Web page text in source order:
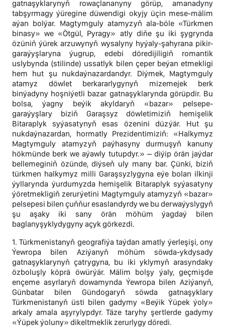
gatnaşyklarynyň rowaçlananyny görüp, amanadyny
tabşyrmagy ýüregine düwendigi okyjy üçin mese-mälim
aýan bolýar. Magtymguly atamyzyň ala-böle «Türkmen
binasy» we «Ötgül, Pyragy» atly diňe şu iki şygrynda
özüniň ýürek arzuwynyň wysalyny hyýaly-şahyrana pikir-
garaýyşlaryna ýugrup, edebi döredijiligiň romantik
uslybynda (stilinde) ussatlyk bilen çeper beýan etmekligi
hem hut şu nukdaýnazardandyr. Diýmek, Magtymguly
atamyz döwlet berkararlygynyň mizemejek berk
binýadyny hoşniýetli bazar gatnaşyklarynda görüpdir. Bu
bolsa, ýagny beýik akyldaryň «bazar» pelsepe-
garaýyşlary biziň Garaşsyz döwletimiziň hemişelik
Bitaraplyk syýasatynyň esas özenini düzýär. Hut şu
nukdaýnazardan, hormatly Prezidentimiziň: «Halkymyz
Magtymguly atamyzyň paýhasyny durmuşyň kanuny
hökmünde berk we aýawly tutupdyr.» – diýip örän jaýdar
bellemeginiň özünde, diýseň uly many bar. Çünki, biziň
türkmen halkymyz milli Garaşsyzlygyna eýe bolan ilkinji
ýyllarynda ýurdumyzda hemişelik Bitaraplyk syýasatyny
ýöretmekligiň zerurýetini Magtymguly atamyzyň «bazar»
pelsepesi bilen çuňňur esaslandyrdy we bu derwaýyslygyň
şu aşaky iki sany örän möhüm ýagdaý bilen
baglanyşyklydygyny açyk görkezdi.
1. Türkmenistanyň geografiýa taýdan amatly ýerleşişi, ony
Ýewropa bilen Aziýanyň möhüm söwda-ykdysady
gatnaşyklarynyň çatrygyna, bu iki yklymyň arasyndaky
özboluşly köprä öwürýär. Mälim bolşy ýaly, geçmişde
ençeme asyrlaryň dowamynda Ýewropa bilen Aziýanyň,
Günbatar bilen Gündogaryň söwda gatnaşyklary
Türkmenistanyň üsti bilen gadymy «Beýik Ýüpek ýoly»
arkaly amala aşyrylypdyr. Täze taryhy şertlerde gadymy
«Ýüpek ýoluny» dikeltmeklik zerurlygy döredi.